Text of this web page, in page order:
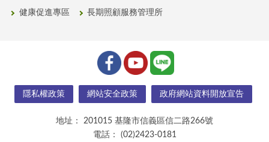
健康促進專區 長期照顧服務管理所
隱私權政策 網站安全政策 政府網站資料開放宣告
地址：
201015 基隆市信義區信二路266號
電話：
(02)2423-0181